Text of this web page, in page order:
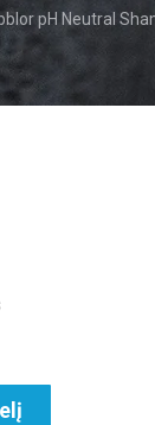
pH Neutral